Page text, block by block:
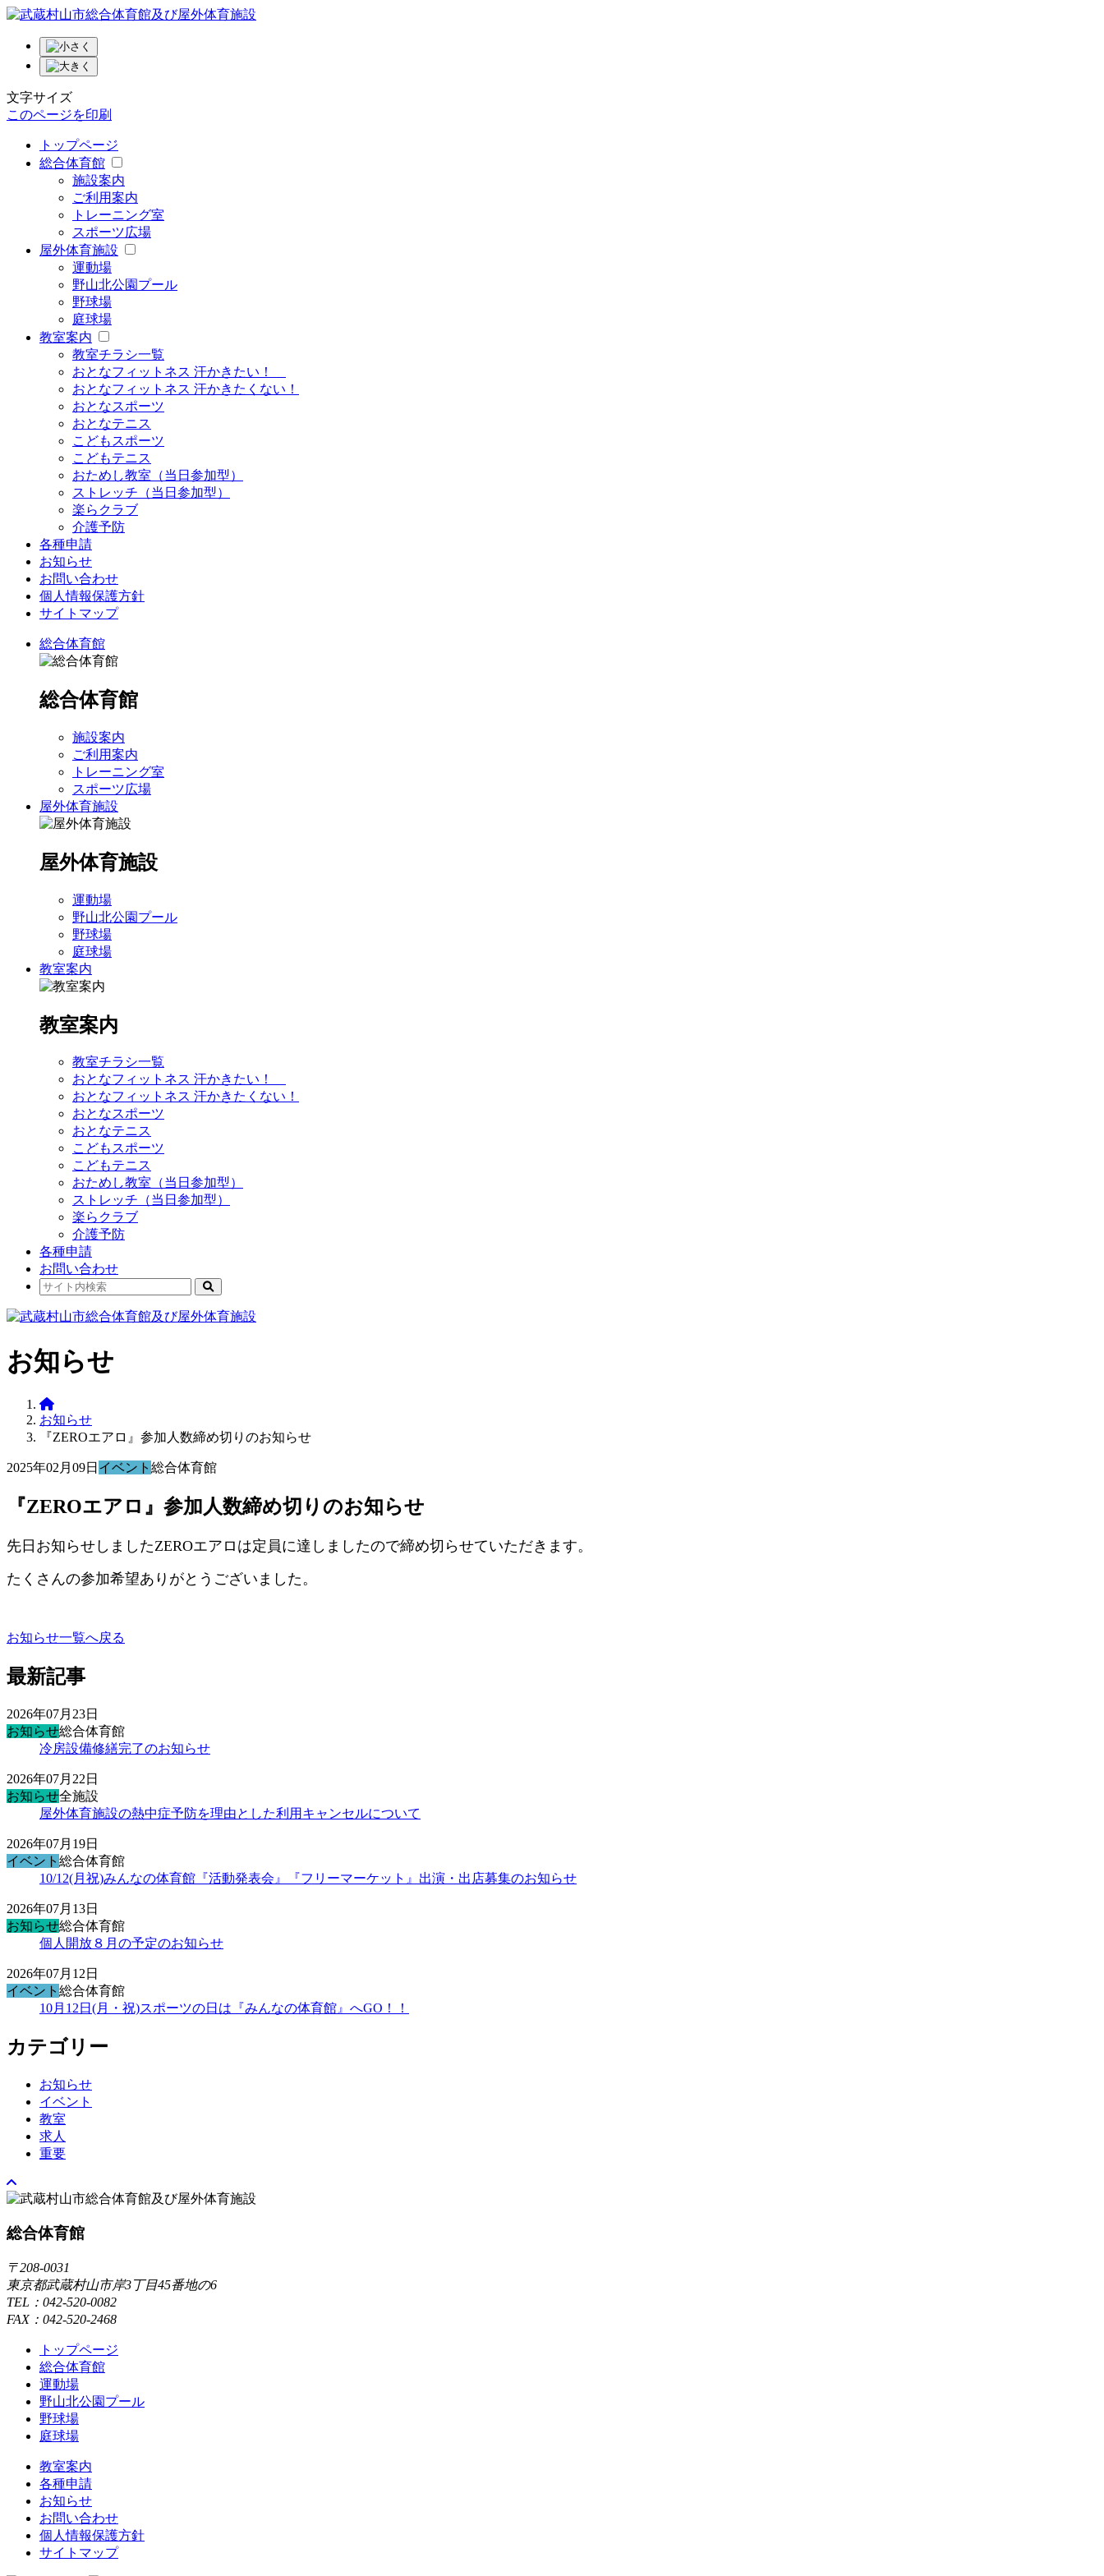
文字サイズ
このページを印刷
トップページ
総合体育館
施設案内
ご利用案内
トレーニング室
スポーツ広場
屋外体育施設
運動場
野山北公園プール
野球場
庭球場
教室案内
教室チラシ一覧
おとなフィットネス 汗かきたい！
おとなフィットネス 汗かきたくない！
おとなスポーツ
おとなテニス
こどもスポーツ
こどもテニス
おためし教室（当日参加型）
ストレッチ（当日参加型）
楽らクラブ
介護予防
各種申請
お知らせ
お問い合わせ
個人情報保護方針
サイトマップ
総合体育館
総合体育館
施設案内
ご利用案内
トレーニング室
スポーツ広場
屋外体育施設
屋外体育施設
運動場
野山北公園プール
野球場
庭球場
教室案内
教室案内
教室チラシ一覧
おとなフィットネス 汗かきたい！
おとなフィットネス 汗かきたくない！
おとなスポーツ
おとなテニス
こどもスポーツ
こどもテニス
おためし教室（当日参加型）
ストレッチ（当日参加型）
楽らクラブ
介護予防
各種申請
お問い合わせ
お知らせ
お知らせ
『ZEROエアロ』参加人数締め切りのお知らせ
2025年02月09日 イベント 総合体育館
『ZEROエアロ』参加人数締め切りのお知らせ
先日お知らせしましたZEROエアロは定員に達しましたので締め切らせていただきます。
たくさんの参加希望ありがとうございました。
お知らせ一覧へ戻る
最新記事
2026年07月23日
お知らせ総合体育館
冷房設備修繕完了のお知らせ
2026年07月22日
お知らせ全施設
屋外体育施設の熱中症予防を理由とした利用キャンセルについて
2026年07月19日
イベント 総合体育館
10/12(月祝)みんなの体育館『活動発表会』『フリーマーケット』出演・出店募集のお知らせ
2026年07月13日
お知らせ総合体育館
個人開放８月の予定のお知らせ
2026年07月12日
イベント 総合体育館
10月12日(月・祝)スポーツの日は『みんなの体育館』へGO！！
カテゴリー
お知らせ
イベント
教室
求人
重要
総合体育館
〒208-0031
東京都武蔵村山市岸3丁目45番地の6
TEL：042-520-0082
FAX：042-520-2468
トップページ
総合体育館
運動場
野山北公園プール
野球場
庭球場
教室案内
各種申請
お知らせ
お問い合わせ
個人情報保護方針
サイトマップ